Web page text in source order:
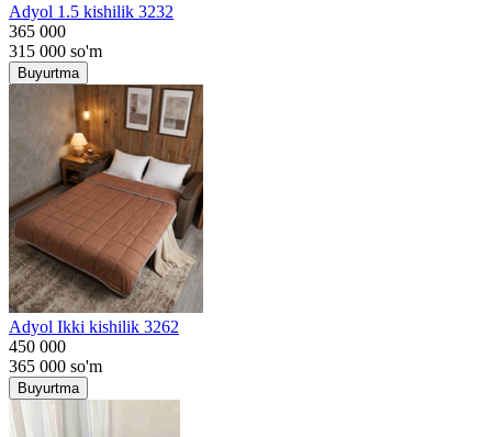
Adyol 1.5 kishilik 3232
365 000
315 000 so'm
Buyurtma
Adyol Ikki kishilik 3262
450 000
365 000 so'm
Buyurtma